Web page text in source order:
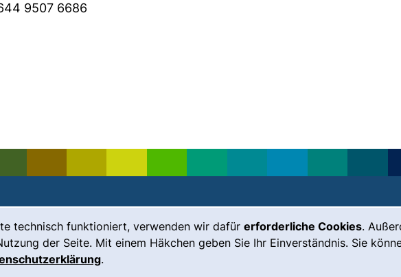
technisch funktioniert, verwenden wir dafür erforderliche Cookies.
der Seite. Mit einem Häkchen geben Sie Ihr Einverständnis. Sie
.
9507 6686
Kontakt
Karriere
Leichte Sprache
Gebärdensprache
Impressum